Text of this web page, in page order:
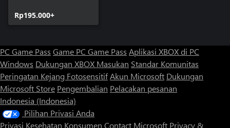
Rp195.000+
PC Game Pass Game PC Game Pass Aplikasi XBOX di PC
Windows Dukungan XBOX Masukan Standar Komunitas
Peringatan Kejang FotosensitifAkun Microsoft Dukungan
Microsoft Store Pengembalian Pelacakan pesanan
Indonesia (Indonesia)
Pilihan Privasi Anda
Privasi Kesehatan Konsumen Contact Microsoft Privacy &